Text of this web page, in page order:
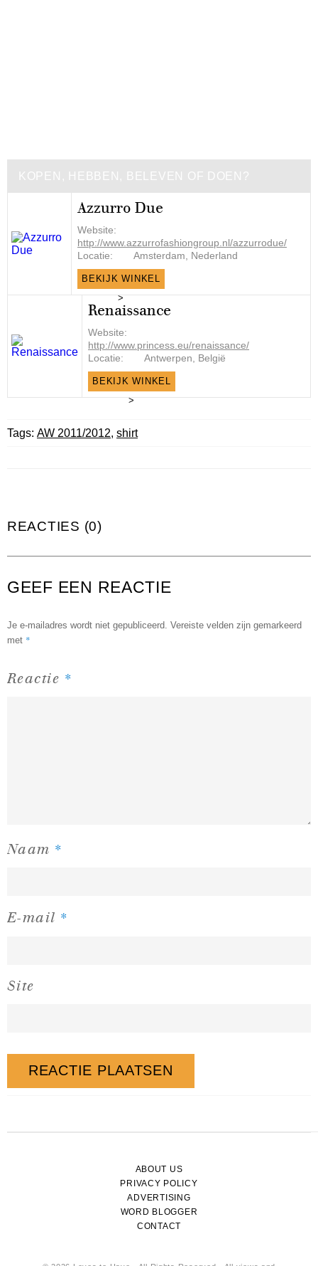
KOPEN, HEBBEN, BELEVEN OF DOEN?
Azzurro Due
Website:
http://www.azzurrofashiongroup.nl/azzurrodue/
Locatie:
Amsterdam, Nederland
BEKIJK WINKEL
>
Renaissance
Website:
http://www.princess.eu/renaissance/
Locatie:
Antwerpen, België
BEKIJK WINKEL
>
Tags: AW 2011/2012, shirt
REACTIES (0)
GEEF EEN REACTIE
Je e-mailadres wordt niet gepubliceerd. Vereiste velden zijn gemarkeerd
met *
Reactie *
Naam *
E-mail *
Site
ABOUT US
PRIVACY POLICY
ADVERTISING
WORD BLOGGER
CONTACT